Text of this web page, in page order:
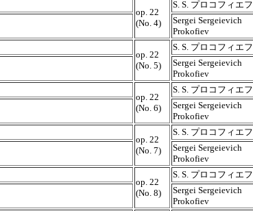
op. 22
(No. 4)
S. S. プロコフィエフ
Sergei Sergeievich
Prokofiev
op. 22
(No. 5)
S. S. プロコフィエフ
Sergei Sergeievich
Prokofiev
op. 22
(No. 6)
S. S. プロコフィエフ
Sergei Sergeievich
Prokofiev
op. 22
(No. 7)
S. S. プロコフィエフ
Sergei Sergeievich
Prokofiev
op. 22
(No. 8)
S. S. プロコフィエフ
Sergei Sergeievich
Prokofiev